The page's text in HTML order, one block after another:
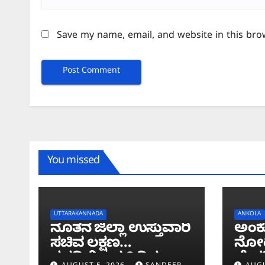
Save my name, email, and website in this
You missed
UTTARAKANNADA
ನೂತನ ಜಿಲ್ಲಾ ಉಸ್ತುವಾರಿ
ಸಚಿವ ಲಕ್ಷಣ
ಸವದಿಯಿಂದ 2 ದಿನ
ANKOLA